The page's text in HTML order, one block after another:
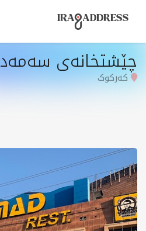
چێشتخانەی سەمەد
کەرکوک